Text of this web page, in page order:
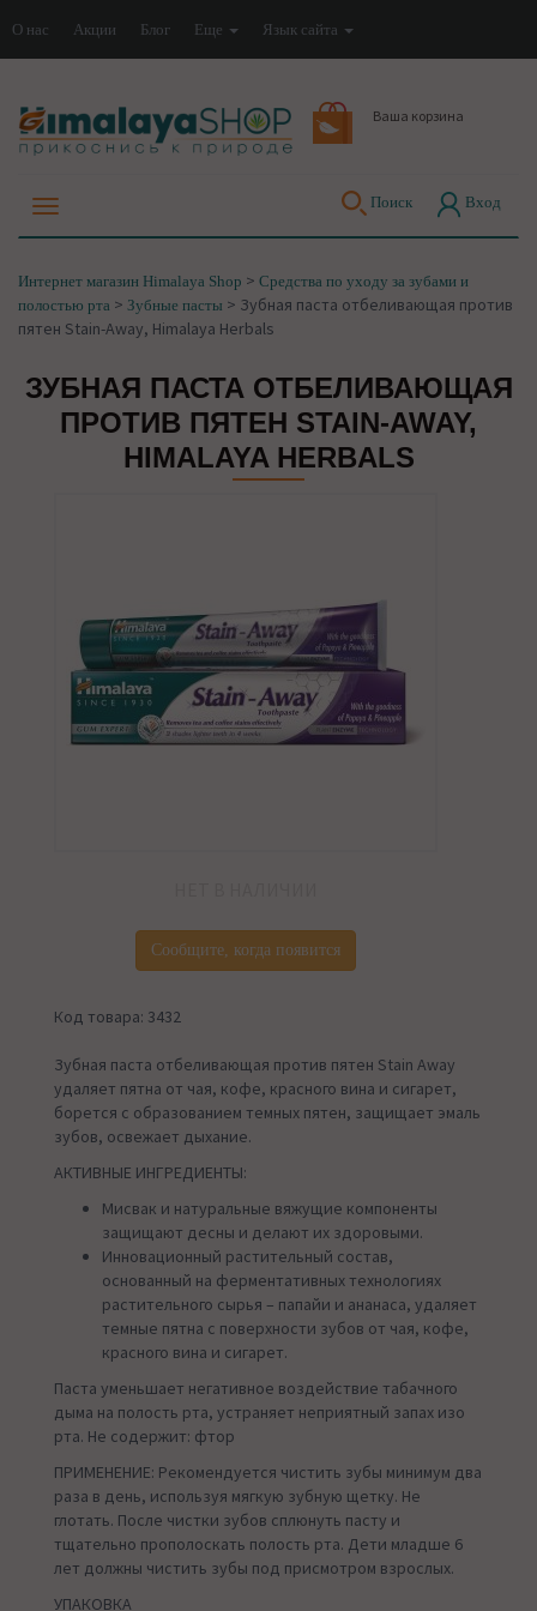
О нас Акции Блог Еще Язык сайта
Ваша корзина
Поиск Вход
Интернет магазин Himalaya Shop > Средства по уходу за зубами и
полостью рта > Зубные пасты > Зубная паста отбеливающая против
пятен Stain-Away, Himalaya Herbals
ЗУБНАЯ ПАСТА ОТБЕЛИВАЮЩАЯ
ПРОТИВ ПЯТЕН STAIN-AWAY,
HIMALAYA HERBALS
Сообщите, когда появится
Код товара: 3432
Зубная паста отбеливающая против пятен Stain Away
удаляет пятна от чая, кофе, красного вина и сигарет,
борется с образованием темных пятен, защищает эмаль
зубов, освежает дыхание.
АКТИВНЫЕ ИНГРЕДИЕНТЫ:
Мисвак и натуральные вяжущие компоненты
защищают десны и делают их здоровыми.
Инновационный растительный состав,
основанный на ферментативных технологиях
растительного сырья – папайи и ананаса, удаляет
темные пятна с поверхности зубов от чая, кофе,
красного вина и сигарет.
Паста уменьшает негативное воздействие табачного
дыма на полость рта, устраняет неприятный запах изо
рта. Не содержит: фтор
ПРИМЕНЕНИЕ: Рекомендуется чистить зубы минимум два
раза в день, используя мягкую зубную щетку. Не
глотать. После чистки зубов сплюнуть пасту и
тщательно прополоскать полость рта. Дети младше 6
лет должны чистить зубы под присмотром взрослых.
УПАКОВКА